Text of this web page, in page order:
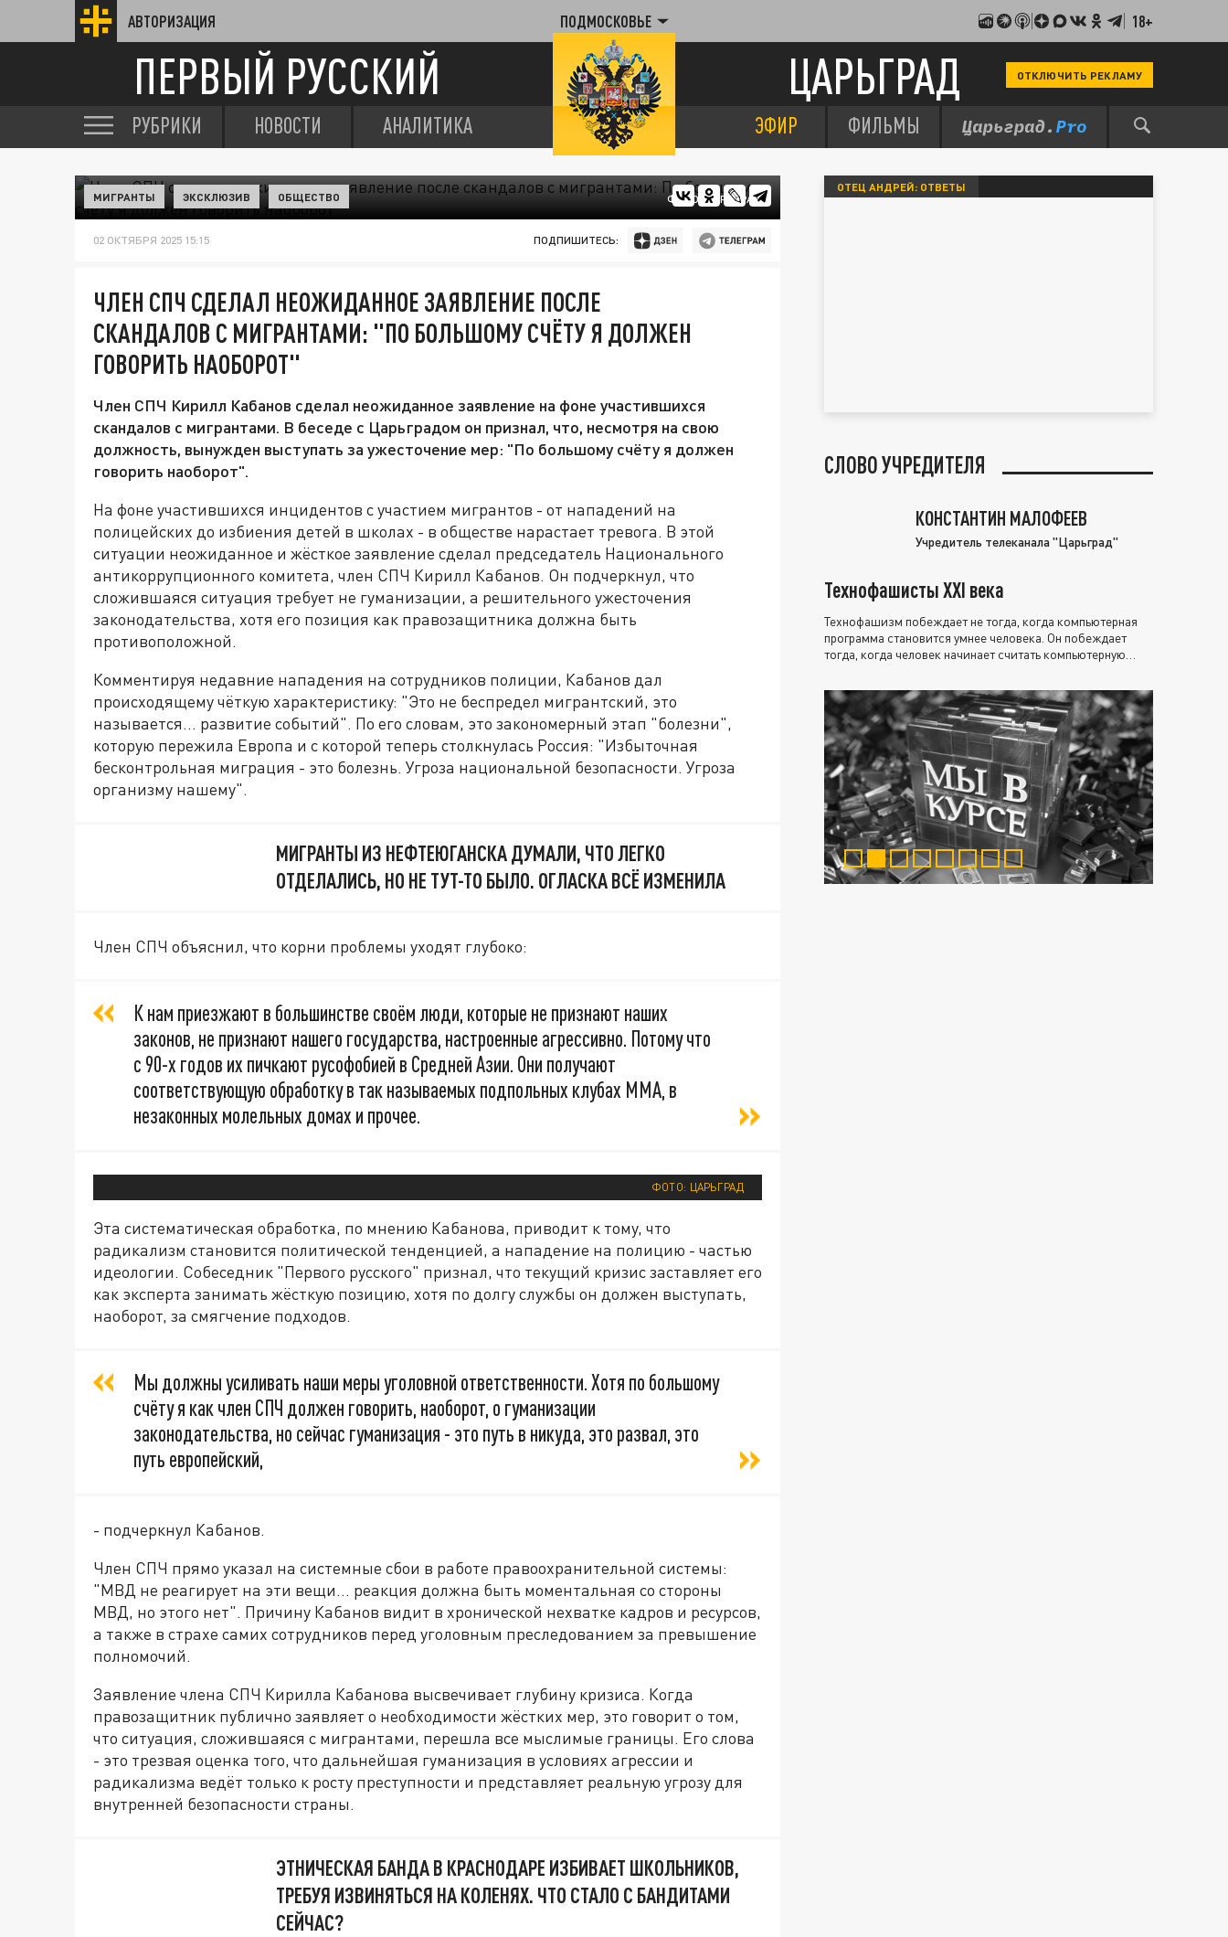
АВТОРИЗАЦИЯ ПОДМОСКОВЬЕ 18+
ПЕРВЫЙ РУССКИЙ ЦАРЬГРАД ОТКЛЮЧИТЬ РЕКЛАМУ
РУБРИКИ НОВОСТИ АНАЛИТИКА ЭФИР ФИЛЬМЫ
ФОТО: ЦАРЬГРАД
МИГРАНТЫ ЭКСКЛЮЗИВ ОБЩЕСТВО
02 ОКТЯБРЯ 2025 15:15 ПОДПИШИТЕСЬ:
ЧЛЕН СПЧ СДЕЛАЛ НЕОЖИДАННОЕ ЗАЯВЛЕНИЕ ПОСЛЕ
СКАНДАЛОВ С МИГРАНТАМИ: "ПО БОЛЬШОМУ СЧЁТУ Я ДОЛЖЕН
ГОВОРИТЬ НАОБОРОТ"
Член СПЧ Кирилл Кабанов сделал неожиданное заявление на фоне участившихся
скандалов с мигрантами. В беседе с Царьградом он признал, что, несмотря на свою
должность, вынужден выступать за ужесточение мер: "По большому счёту я должен
говорить наоборот".
На фоне участившихся инцидентов с участием мигрантов - от нападений на
полицейских до избиения детей в школах - в обществе нарастает тревога. В этой
ситуации неожиданное и жёсткое заявление сделал председатель Национального
антикоррупционного комитета, член СПЧ Кирилл Кабанов. Он подчеркнул, что
сложившаяся ситуация требует не гуманизации, а решительного ужесточения
законодательства, хотя его позиция как правозащитника должна быть
противоположной.
Комментируя недавние нападения на сотрудников полиции, Кабанов дал
происходящему чёткую характеристику: "Это не беспредел мигрантский, это
называется… развитие событий". По его словам, это закономерный этап "болезни",
которую пережила Европа и с которой теперь столкнулась Россия: "Избыточная
бесконтрольная миграция - это болезнь. Угроза национальной безопасности. Угроза
организму нашему".
МИГРАНТЫ ИЗ НЕФТЕЮГАНСКА ДУМАЛИ, ЧТО ЛЕГКО
ОТДЕЛАЛИСЬ, НО НЕ ТУТ-ТО БЫЛО. ОГЛАСКА ВСЁ ИЗМЕНИЛА
Член СПЧ объяснил, что корни проблемы уходят глубоко:
К нам приезжают в большинстве своём люди, которые не признают наших
законов, не признают нашего государства, настроенные агрессивно. Потому что
с 90-х годов их пичкают русофобией в Средней Азии. Они получают
соответствующую обработку в так называемых подпольных клубах ММА, в
незаконных молельных домах и прочее.
ФОТО: ЦАРЬГРАД
Эта систематическая обработка, по мнению Кабанова, приводит к тому, что
радикализм становится политической тенденцией, а нападение на полицию - частью
идеологии. Собеседник "Первого русского" признал, что текущий кризис заставляет его
как эксперта занимать жёсткую позицию, хотя по долгу службы он должен выступать,
наоборот, за смягчение подходов.
Мы должны усиливать наши меры уголовной ответственности. Хотя по большому
счёту я как член СПЧ должен говорить, наоборот, о гуманизации
законодательства, но сейчас гуманизация - это путь в никуда, это развал, это
путь европейский,
- подчеркнул Кабанов.
Член СПЧ прямо указал на системные сбои в работе правоохранительной системы:
"МВД не реагирует на эти вещи… реакция должна быть моментальная со стороны
МВД, но этого нет". Причину Кабанов видит в хронической нехватке кадров и ресурсов,
а также в страхе самих сотрудников перед уголовным преследованием за превышение
полномочий.
Заявление члена СПЧ Кирилла Кабанова высвечивает глубину кризиса. Когда
правозащитник публично заявляет о необходимости жёстких мер, это говорит о том,
что ситуация, сложившаяся с мигрантами, перешла все мыслимые границы. Его слова
- это трезвая оценка того, что дальнейшая гуманизация в условиях агрессии и
радикализма ведёт только к росту преступности и представляет реальную угрозу для
внутренней безопасности страны.
ЭТНИЧЕСКАЯ БАНДА В КРАСНОДАРЕ ИЗБИВАЕТ ШКОЛЬНИКОВ,
ТРЕБУЯ ИЗВИНЯТЬСЯ НА КОЛЕНЯХ. ЧТО СТАЛО С БАНДИТАМИ
СЕЙЧАС?
ОТЕЦ АНДРЕЙ: ОТВЕТЫ
СЛОВО УЧРЕДИТЕЛЯ
КОНСТАНТИН МАЛОФЕЕВ
Учредитель телеканала "Царьград"
Технофашисты XXI века
Технофашизм побеждает не тогда, когда компьютерная
программа становится умнее человека. Он побеждает
тогда, когда человек начинает считать компьютерную